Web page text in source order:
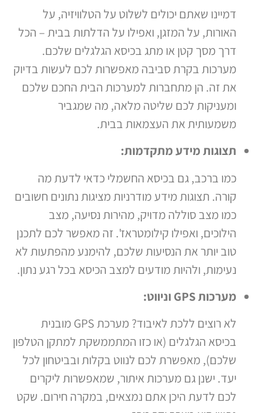
דמיינו שאתם יכולים לשלוט על הטלוויזיה, על
האורות, על המזגן, ואפילו על הדלתות בבית – הכל
דרך מסך קטן או מתג בכיסא הגלגלים שלכם.
מערכות בקרת סביבה מאפשרות לכם לעשות בדיוק
את זה. הן מתחברות למערכות הבית החכם שלכם
ומעניקות לכם שליטה מלאה, מה שמגביר
משמעותית את העצמאות בבית.
תצוגות מידע מתקדמות:
כמו ברכב, גם בכיסא החשמלי כדאי לדעת מה
קורה. תצוגות מידע מודרניות מציגות נתונים חשובים
כמו מצב סוללה מדויק, מהירות נסיעה, מצב
הילוכים, ואפילו קילומטראז'. זה מאפשר לכם לתכנן
טוב יותר את הנסיעות שלכם, להימנע מהפתעות לא
נעימות, ולהיות מודעים למצב הכיסא בכל רגע נתון.
מערכות GPS וניווט:
לא רוצים ללכת לאיבוד? מערכת GPS מובנית
בכיסא הגלגלים (או כזו המתממשקת למתקן הטלפון
שלכם), מאפשרת לכם לנווט בקלות ובביטחון לכל
יעד. ישנן גם מערכות איתור, שמאפשרות ליקרים
לכם לדעת היכן אתם נמצאים, במקרה חירום. שקט